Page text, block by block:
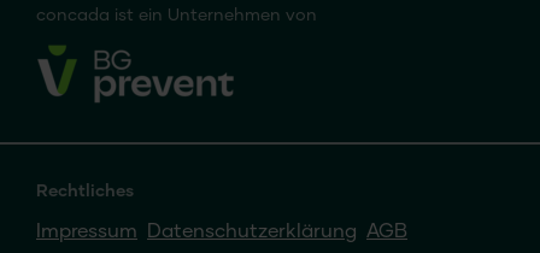
concada ist ein Unternehmen von
Rechtliches
Impressum Datenschutzerklärung AGB